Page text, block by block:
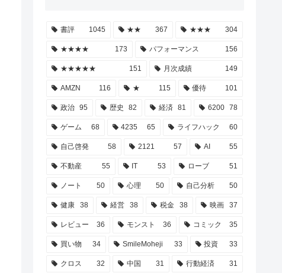
書評 1045 ★★ 367 ★★★ 304
★★★★ 173 パフォーマンス 156
★★★★★ 151 月次成績 149
AMZN 116 ★ 115 優待 101
政治 95 歴史 82 経済 81 6200 78
ゲーム 68 4235 65 ライフハック 60
自己啓発 58 2121 57 AI 55
不動産 55 IT 53 ローブ 51
ノート 50 心理 50 自己分析 50
健康 38 経営 38 税金 38 映画 37
レビュー 36 モンスト 36 コミック 35
買い物 34 SmileMoheji 33 投資 33
クロス 32 中国 31 行動経済 31